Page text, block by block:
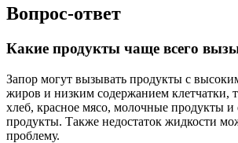
Вопрос-ответ
Какие продукты чаще всего
Запор могут вызывать продукты с
жиров и низким содержанием клетчатки,
хлеб, красное мясо, молочные продукты и
продукты. Также недостаток жидкости
проблему.